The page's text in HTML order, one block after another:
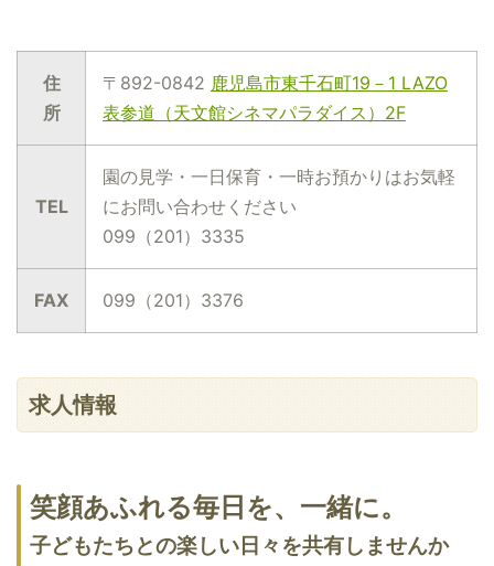
住
所
〒892-0842 鹿児島市東千石町19－1 LAZO
表参道（天文館シネマパラダイス）2F
TEL
園の見学・一日保育・一時お預かりはお気軽
にお問い合わせください
099（201）3335
FAX 099（201）3376
求人情報
笑顔あふれる毎日を、一緒に。
子どもたちとの楽しい日々を共有しませんか